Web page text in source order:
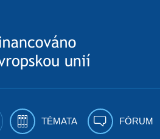
TÉMATA FÓRUM